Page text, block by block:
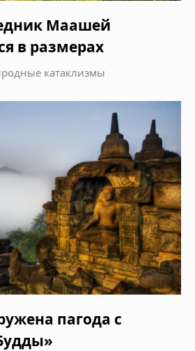
Маашей
в размерах
катаклизмы
пагода с